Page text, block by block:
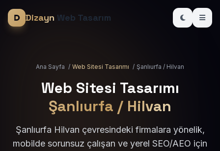
Dizayn Web Tasarım
Ana Sayfa / Web Sitesi Tasarımı / Şanlıurfa / Hilvan
Web Sitesi Tasarımı
Şanlıurfa / Hilvan
Şanlıurfa Hilvan çevresindeki firmalara yönelik,
mobilde sorunsuz çalışan ve yerel SEO/AEO için